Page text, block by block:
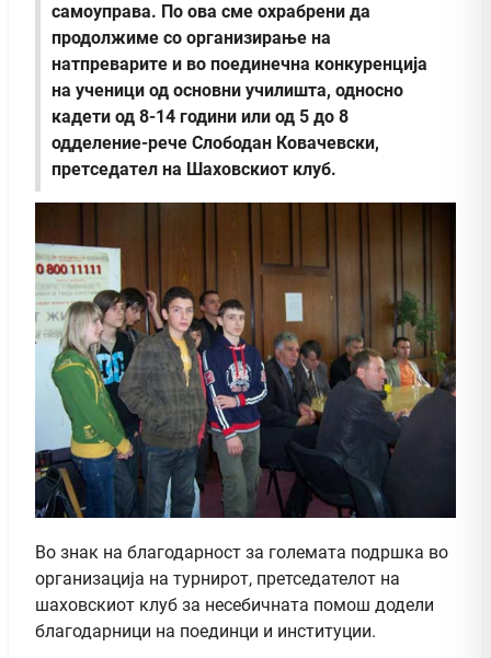
самоуправа. По ова сме охрабрени да
продолжиме со организирање на
натпреварите и во поединечна конкуренција
на ученици од основни училишта, односно
кадети од 8-14 години или од 5 до 8
одделение-рече Слободан Ковачевски,
претседател на Шаховскиот клуб.
Во знак на благодарност за големата подршка во
организација на турнирот, претседателот на
шаховскиот клуб за несебичната помош додели
благодарници на поединци и институции.